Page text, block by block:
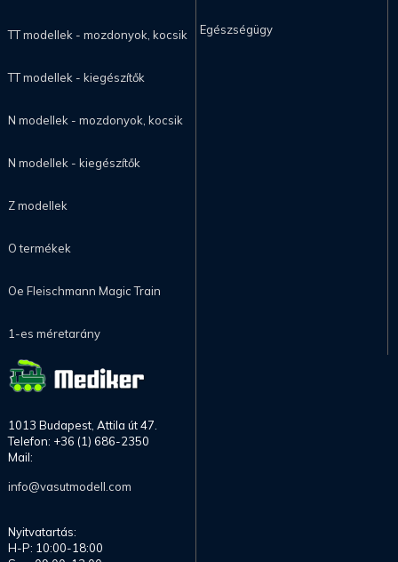
TT modellek - mozdonyok, kocsik
TT modellek - kiegészítők
N modellek - mozdonyok, kocsik
N modellek - kiegészítők
Z modellek
O termékek
Oe Fleischmann Magic Train
1-es méretarány
Egészségügy
1013 Budapest, Attila út 47.
Telefon: +36 (1) 686-2350
Mail:
info@vasutmodell.com
Nyitvatartás:
H-P: 10:00-18:00